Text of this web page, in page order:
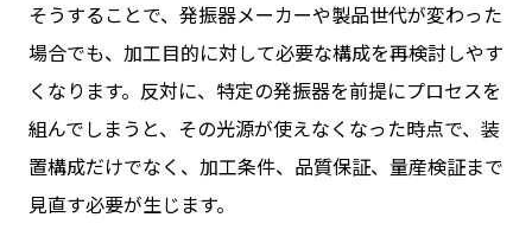
そうすることで、発振器メーカーや製品世代が変わった
場合でも、加工目的に対して必要な構成を再検討しやす
くなります。反対に、特定の発振器を前提にプロセスを
組んでしまうと、その光源が使えなくなった時点で、装
置構成だけでなく、加工条件、品質保証、量産検証まで
見直す必要が生じます。